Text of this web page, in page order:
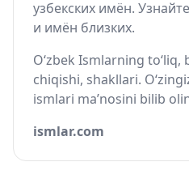
узбекских имён.
и имён близких.
O‘zbek Ismlarning to‘liq,
chiqishi, shakllari.
ismlari ma’nosini bilib
ismlar.com